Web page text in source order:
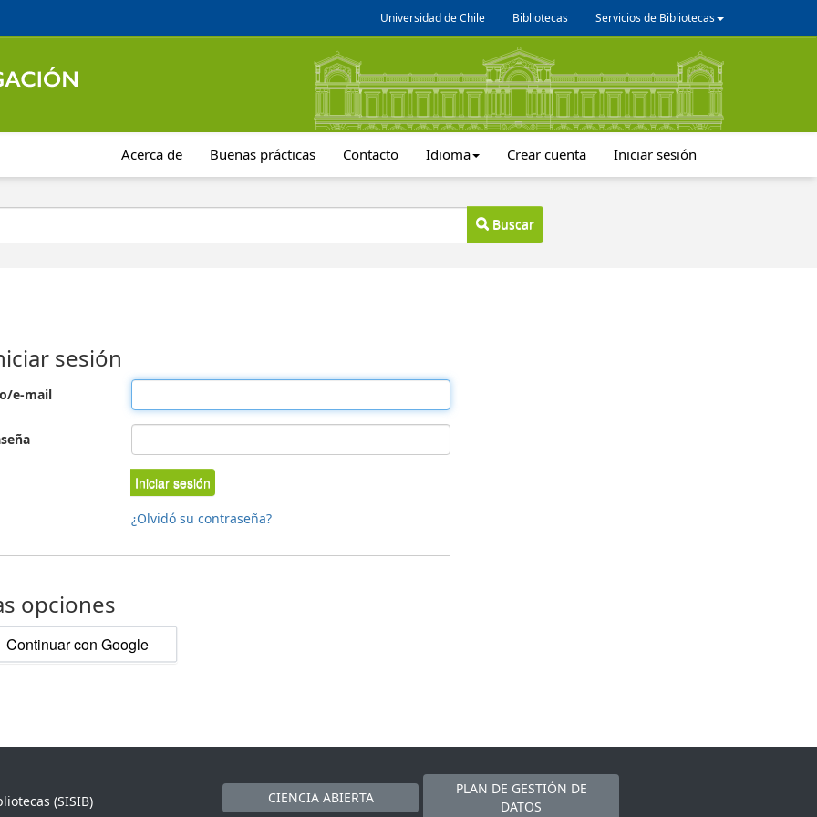
Universidad de Chile Bibliotecas Servicios de Bibliotecas
Acerca de Buenas prácticas Contacto Idioma Crear cuenta Iniciar sesión
Buscar
sesión
e-mail
Iniciar sesión
¿Olvidó su contraseña?
opciones
Continuar con Google
(SISIB)
CIENCIA ABIERTA
PLAN DE GESTIÓN DE
DATOS